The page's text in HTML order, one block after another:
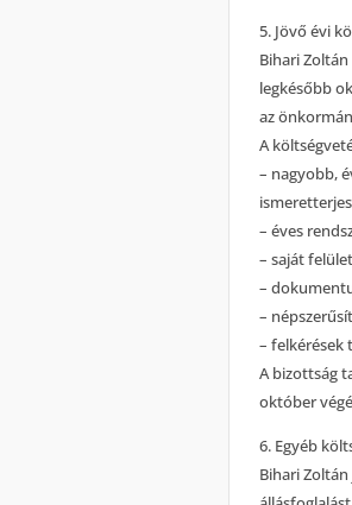
5. Jövő évi
Bihari
legkésőbb
az
A
– nagyobb,
– éves
– saját
–
–
– felkérések
A bizottság
október
6. Egyéb
Bihari